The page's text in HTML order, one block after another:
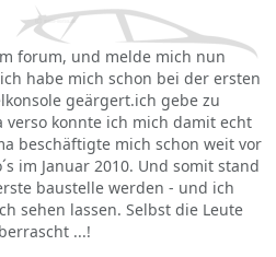
forum, und melde mich nun
habe mich schon bei der ersten
geärgert.ich gebe zu
verso konnte ich mich damit echt
beschäftigte mich schon weit vor
im Januar 2010. Und somit stand
baustelle werden - und ich
sehen lassen. Selbst die Leute
...!